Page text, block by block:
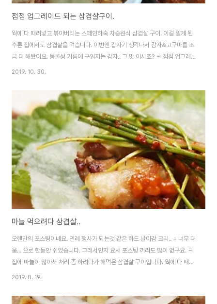
점점 업그레이드 되는 삼겹살구이.
웍에 다 때려넣고 볶아버리는 스페인하숙 차승원식 삼겹살 구이. 이걸 알게 된
후론 집에서도 삼겹살을 먹습니다. 이번엔 갑자기 생각나서 감자&고구마를 조
금 더 해봤어요. 동물성 기름에 구워지는 감자.. 그 맛 아시죠? ㅋ 점점 업그레
이드 해가는 느낌입니다. ㅎㅎㅎ [▣ in my life../┗ 버섯메뉴판] - 스페인하
해봤어요. ^^ 집에서 고기 구워먹기 힘들잖아요. 특히 돼지고기는.... 세팅하고,
굽고 뒤집고 자르고.. 거기에 기름 튀고 연기 나고.. 근데 스페인 하숙에서 차승
원이 쉽게 하더라구요. 고기를 먼저 다 자르고, 웍에다 넣은 후.. noleter.net
[▣ in my life../┗ 버섯메뉴판] - 마늘 먹으려다 ..
2019. 10. 30.
마늘 먹으려다 삼겹살..
오랜만의 포스팅이네요. 연례 행사가 되는것 같은 하드 날아감 크리.. + 너무 더
움... 으로 한동안 쉬었습니다. 그래서인지 요새 포스팅 꺼리도 많이 없구요. ㅋ
집에 마늘이 많아서 처리 좀 하려다가 해먹은 삼겹살 구이입니다. 웍에 다 때려
넣고 하는 방식.. 예전에도 올렸었죠? [▣ in my life../┗ 버섯메뉴판] - 스페
이를 해봤어요. ^^ 집에서 고기 구워먹기 힘들잖아요. 특히 돼지고기는.... 세팅
2019. 8. 19.